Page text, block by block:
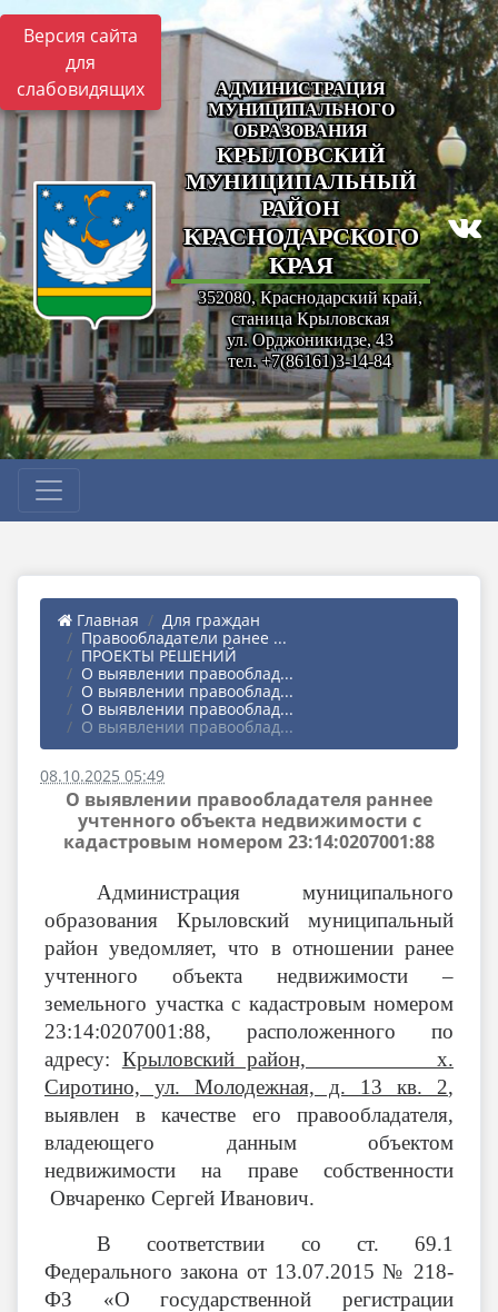
Версия сайта
для
слабовидящих
АДМИНИСТРАЦИЯ
МУНИЦИПАЛЬНОГО
ОБРАЗОВАНИЯ
КРЫЛОВСКИЙ
МУНИЦИПАЛЬНЫЙ
РАЙОН
КРАСНОДАРСКОГО
КРАЯ
352080, Краснодарский край,
станица Крыловская
ул. Орджоникидзе, 43
тел. +7(86161)3-14-84
Главная
Для граждан
Правообладатели ранее ...
ПРОЕКТЫ РЕШЕНИЙ
О выявлении правооблад...
О выявлении правооблад...
О выявлении правооблад...
О выявлении правооблад...
08.10.2025 05:49
О выявлении правообладателя раннее
учтенного объекта недвижимости с
кадастровым номером 23:14:0207001:88
Администрация муниципального
образования Крыловский муниципальный
район уведомляет, что в отношении ранее
учтенного объекта недвижимости –
земельного участка с кадастровым номером
23:14:0207001:88, расположенного по
адресу: Крыловский район, х.
Сиротино, ул. Молодежная, д. 13 кв. 2,
выявлен в качестве его правообладателя,
владеющего данным объектом
недвижимости на праве собственности
Овчаренко Сергей Иванович.
В соответствии со ст. 69.1
Федерального закона от 13.07.2015 № 218-
ФЗ «О государственной регистрации